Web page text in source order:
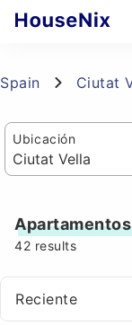
Spain Ciutat
Ubicación
42 results
Reciente